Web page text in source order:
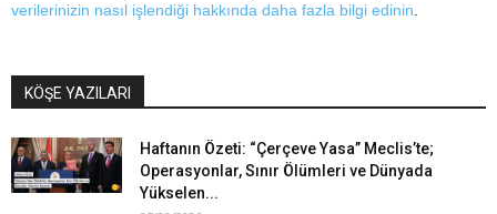
verilerinizin nasıl işlendiği hakkında daha fazla bilgi edinin.
KÖŞE YAZILARI
Haftanın Özeti: “Çerçeve Yasa” Meclis’te;
Operasyonlar, Sınır Ölümleri ve Dünyada
Yükselen...